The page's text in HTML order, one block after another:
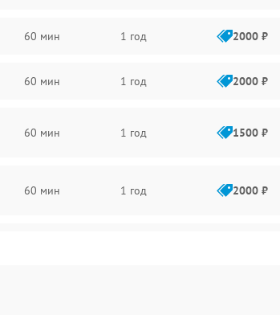
60 мин 1 год 2000 ₽
60 мин 1 год 2000 ₽
60 мин 1 год 1500 ₽
60 мин 1 год 2000 ₽